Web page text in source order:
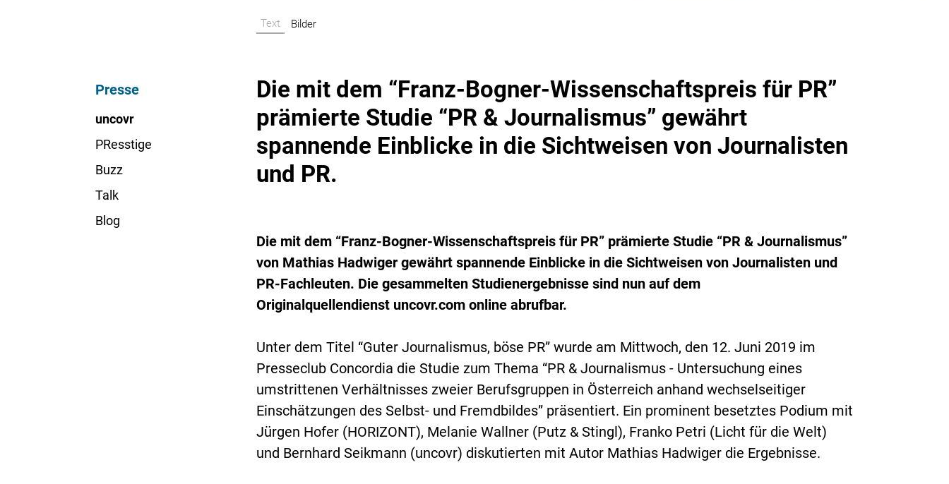
Presse
uncovr
PResstige
Buzz
Talk
Blog
Text Bilder
Die mit dem “Franz-Bogner-Wissenschaftspreis für PR”
prämierte Studie “PR & Journalismus” gewährt
spannende Einblicke in die Sichtweisen von Journalisten
und PR.
Die mit dem “Franz-Bogner-Wissenschaftspreis für PR” prämierte Studie “PR & Journalismus”
von Mathias Hadwiger gewährt spannende Einblicke in die Sichtweisen von Journalisten und
PR-Fachleuten. Die gesammelten Studienergebnisse sind nun auf dem
Originalquellendienst uncovr.com online abrufbar.
Unter dem Titel “Guter Journalismus, böse PR” wurde am Mittwoch, den 12. Juni 2019 im
Presseclub Concordia die Studie zum Thema “PR & Journalismus - Untersuchung eines
umstrittenen Verhältnisses zweier Berufsgruppen in Österreich anhand wechselseitiger
Einschätzungen des Selbst- und Fremdbildes” präsentiert. Ein prominent besetztes Podium mit
Jürgen Hofer (HORIZONT), Melanie Wallner (Putz & Stingl), Franko Petri (Licht für die Welt)
und Bernhard Seikmann (uncovr) diskutierten mit Autor Mathias Hadwiger die Ergebnisse.